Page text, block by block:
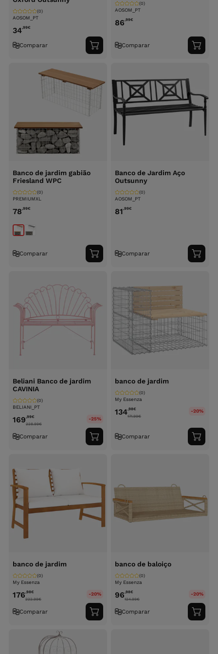
AOSOM_PT
(0)
34,99€
Comparar
Adicionar
ao
AOSOM_PT
(0)
86,99€
Comparar
ao
Banco de jardim gabião
Friesland WPC
PREMIUMXL
(0)
78,99€
Comparar
Adicionar
ao
Banco de Jardim Aço
Outsunny
AOSOM_PT
(0)
81,99€
Comparar
ao
Beliani Banco de jardim
CAVINIA
BELIANI_PT
(0)
169,99€
228.99€
-25%
Comparar
Adicionar
ao
banco de jardim
My Essenza
(0)
134,98€
171.99€
-20%
Comparar
ao
banco de jardim
My Essenza
(0)
176,98€
222.99€
-20%
Comparar
Adicionar
ao
banco de baloiço
My Essenza
(0)
96,98€
124.99€
-20%
Comparar
ao